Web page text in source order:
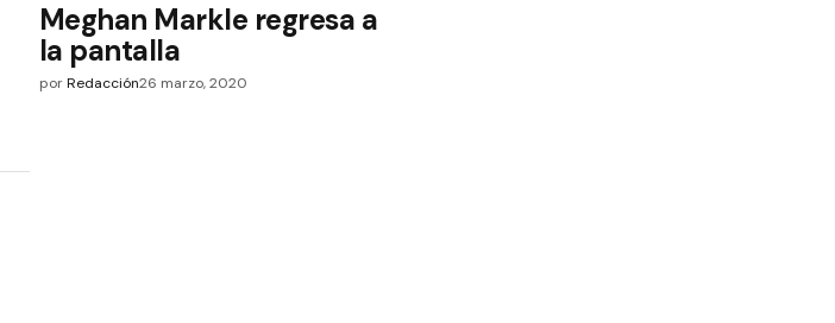
Meghan Markle regresa a
la pantalla
por Redacción26 marzo, 2020